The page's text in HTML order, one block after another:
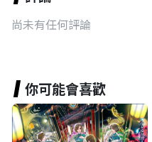
尚未有任何評論
你可能會喜歡